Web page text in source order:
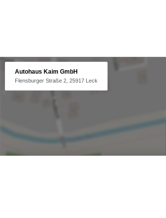
Autohaus Kaim GmbH
Flensburger Straße 2, 25917 Leck